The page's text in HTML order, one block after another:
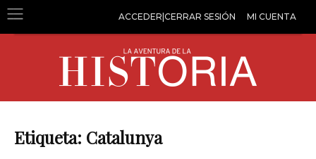
ACCEDER|CERRAR SESIÓN MI CUENTA
Etiqueta: Catalunya